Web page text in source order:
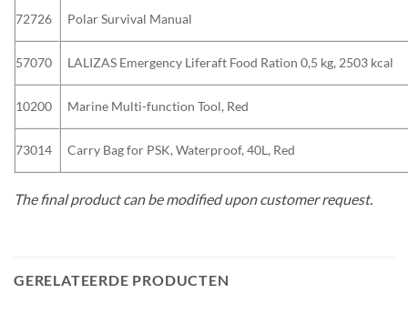
72726 Polar Survival Manual
57070 LALIZAS Emergency Liferaft Food Ration 0,5 kg, 2503 kcal
10200 Marine Multi-function Tool, Red
73014 Carry Bag for PSK, Waterproof, 40L, Red
The final product can be modified upon customer request.
GERELATEERDE PRODUCTEN